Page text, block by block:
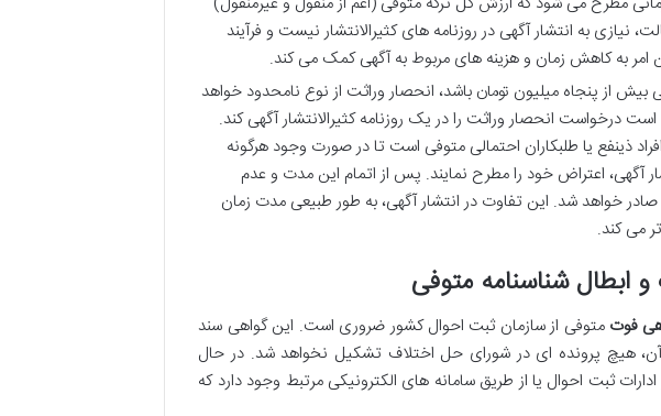
نیازی به انتشار آگهی در روزنامه های کثیرالانتشار نیست و فرآیند
به کاهش زمان و هزینه های مربوط به آگهی کمک می کند.
بیش از پنجاه میلیون تومان باشد، انحصار وراثت از نوع نامحدود خواهد
انحصار وراثت را در یک روزنامه کثیرالانتشار آگهی کند.
ذینفع یا طلبکاران احتمالی متوفی است تا در صورت وجود هرگونه
آگهی، اعتراض خود را مطرح نمایند. پس از اتمام این مدت و عدم
خواهد شد. این تفاوت در انتشار آگهی، به طور طبیعی مدت زمان
می کند.
فوت متوفی از سازمان ثبت احوال کشور ضروری است. این گواهی سند
هیچ پرونده ای در شورای حل اختلاف تشکیل نخواهد شد. در حال
ثبت احوال یا از طریق سامانه های الکترونیکی مرتبط وجود دارد که